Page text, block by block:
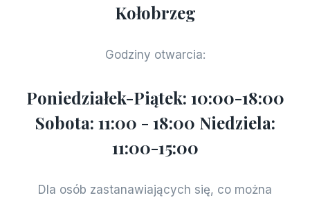
Kołobrzeg
Godziny otwarcia:
Poniedziałek-Piątek: 10:00-18:00
Sobota: 11:00 - 18:00 Niedziela:
11:00-15:00
Dla osób zastanawiających się, co można